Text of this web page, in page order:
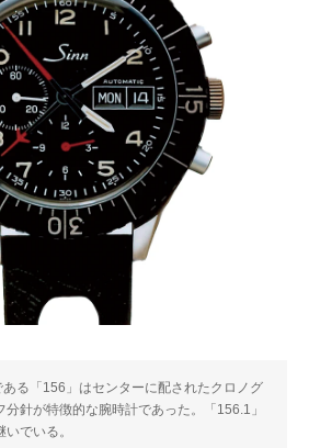
ある「156」はセンターに配されたクロノグ
針が特徴的な腕時計であった。「156.1」
でいる。